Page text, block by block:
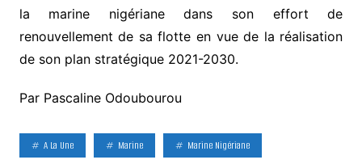
la marine nigériane dans son effort de
renouvellement de sa flotte en vue de la réalisation
de son plan stratégique 2021-2030.
Par Pascaline Odoubourou
A La Une Marine Marine Nigériane